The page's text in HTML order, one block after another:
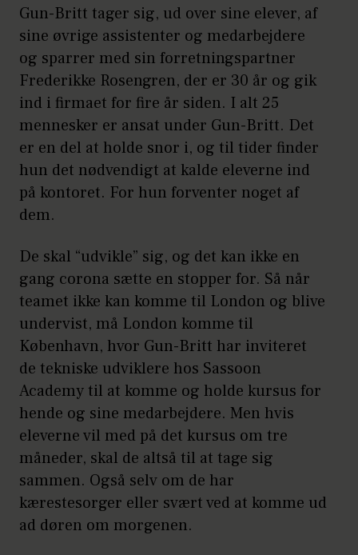
Gun-Britt tager sig, ud over sine elever, af
sine øvrige assistenter og medarbejdere
og sparrer med sin forretningspartner
Frederikke Rosengren, der er 30 år og gik
ind i firmaet for fire år siden. I alt 25
mennesker er ansat under Gun-Britt. Det
er en del at holde snor i, og til tider finder
hun det nødvendigt at kalde eleverne ind
på kontoret. For hun forventer noget af
dem.
De skal “udvikle” sig, og det kan ikke en
gang corona sætte en stopper for. Så når
teamet ikke kan komme til London og blive
undervist, må London komme til
København, hvor Gun-Britt har inviteret
de tekniske udviklere hos Sassoon
Academy til at komme og holde kursus for
hende og sine medarbejdere. Men hvis
eleverne vil med på det kursus om tre
måneder, skal de altså til at tage sig
sammen. Også selv om de har
kærestesorger eller svært ved at komme ud
ad døren om morgenen.